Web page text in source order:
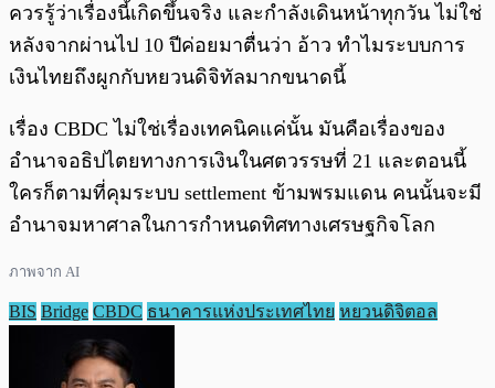
ควรรู้ว่าเรื่องนี้เกิดขึ้นจริง และกำลังเดินหน้าทุกวัน ไม่ใช่
หลังจากผ่านไป 10 ปีค่อยมาตื่นว่า อ้าว ทำไมระบบการ
เงินไทยถึงผูกกับหยวนดิจิทัลมากขนาดนี้
เรื่อง CBDC ไม่ใช่เรื่องเทคนิคแค่นั้น มันคือเรื่องของ
อำนาจอธิปไตยทางการเงินในศตวรรษที่ 21 และตอนนี้
ใครก็ตามที่คุมระบบ settlement ข้ามพรมแดน คนนั้นจะมี
อำนาจมหาศาลในการกำหนดทิศทางเศรษฐกิจโลก
ภาพจาก AI
BIS Bridge CBDC ธนาคารแห่งประเทศไทย หยวนดิจิตอล